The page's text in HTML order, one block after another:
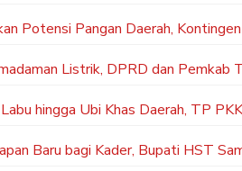
Potensi Pangan Daerah,
Listrik, DPRD dan Pemkab
hingga Ubi Khas Daerah, TP
Baru bagi Kader, Bupati HST